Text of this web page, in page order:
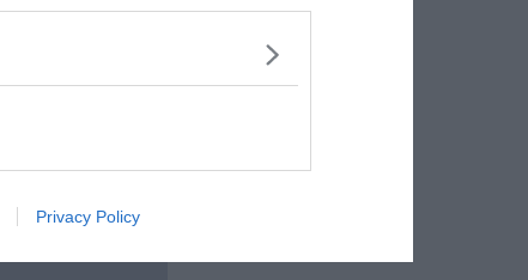
Privacy Policy